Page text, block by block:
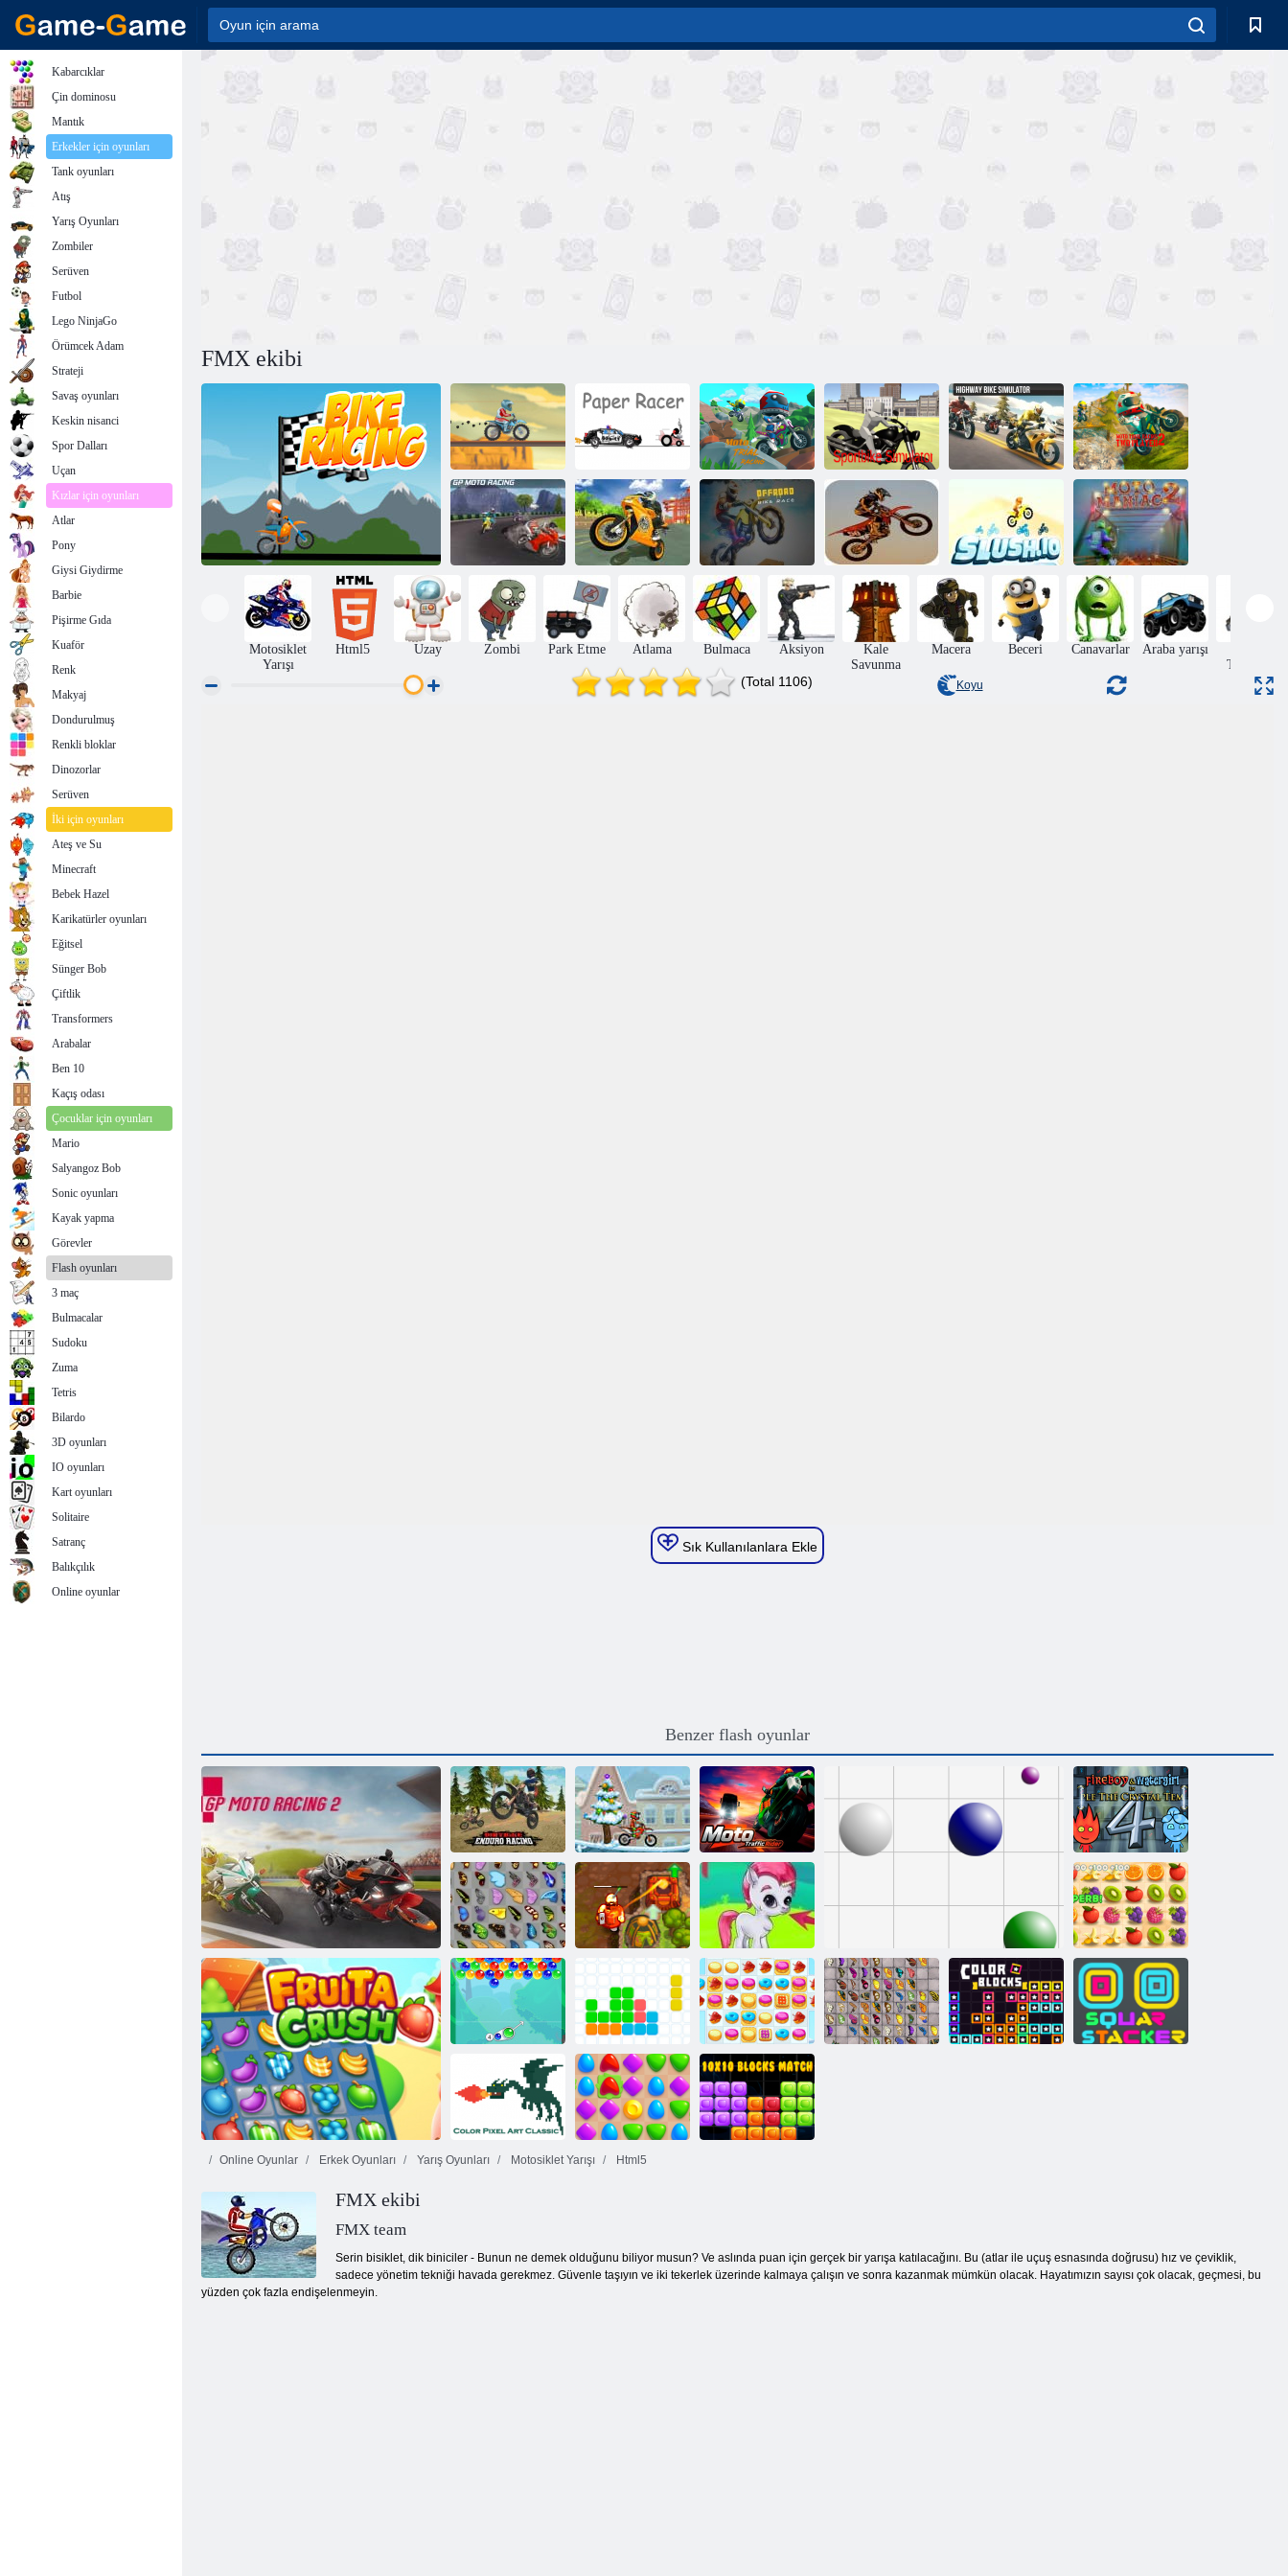
FMX ekibi
X-Deneme
Yarışı
Kağıt Yarışçısı
Moto Deneme
Yarışı
Spor Motosiklet
Simülatörü
Otoyol Bisikleti
Simülatörü
Moto Deneme
Yarışı 2: İki
Oyuncu
GP Moto Yarışı
Moto Gerçek
Bisiklet Yarışı
Offroad Bisiklet
Yarışı
İmkansız
Bisiklet
Dublörler
Namlu. io Moto Maniac 2
Motosiklet
Yarışı
Html5 Uzay Zombi Park Etme Atlama Bulmaca Aksiyon
Kale
Savunma
Macera Beceri Canavarlar Araba yarışı
Toplama
(Total 1106) Koyu
Sık Kullanılanlara Ekle
Benzer flash oyunlar
GP Moto Racing 2
Dirt Bike
Enduro Yarışı
Moto x3m 4 kış
Moto Traffic
Rider
Ateş ve Su 4
Kelebek Kyodai Lanetli Hazine 2 Kabarcık Gemes Sulu çizgi
Kabarcık
Onbir onbir
Kurabiye ezmesi
2
Online Oyunlar Erkek Oyunları Yarış Oyunları Motosiklet Yarışı Html5
FMX ekibi
FMX team
Serin bisiklet, dik biniciler - Bunun ne demek olduğunu biliyor musun? Ve aslında puan için gerçek bir yarışa katılacağını. Bu (atlar ile uçuş esnasında doğrusu) hız ve çeviklik,
sadece yönetim tekniği havada gerekmez. Güvenle taşıyın ve iki tekerlek üzerinde kalmaya çalışın ve sonra kazanmak mümkün olacak. Hayatımızın sayısı çok olacak, geçmesi, bu
yüzden çok fazla endişelenmeyin.
Kabarcıklar
Çin dominosu
Mantık
Erkekler için oyunları
Tank oyunları
Atış
Yarış Oyunları
Zombiler
Serüven
Futbol
Lego NinjaGo
Örümcek Adam
Strateji
Savaş oyunları
Keskin nisanci
Spor Dalları
Uçan
Kızlar için oyunları
Atlar
Pony
Giysi Giydirme
Barbie
Pişirme Gıda
Kuaför
Renk
Makyaj
Dondurulmuş
Renkli bloklar
Dinozorlar
Serüven
İki için oyunları
Ateş ve Su
Minecraft
Bebek Hazel
Karikatürler oyunları
Eğitsel
Sünger Bob
Çiftlik
Transformers
Arabalar
Ben 10
Kaçış odası
Çocuklar için oyunları
Mario
Salyangoz Bob
Sonic oyunları
Kayak yapma
Görevler
Flash oyunları
3 maç
Bulmacalar
Sudoku
Zuma
Tetris
Bilardo
3D oyunları
IO oyunları
Kart oyunları
Solitaire
Satranç
Balıkçılık
Online oyunlar